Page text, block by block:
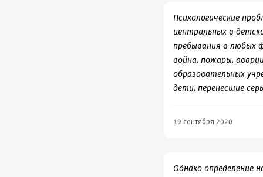
Психологические
центральных в
пребывания в любых
война, пожары,
образовательных
дети, перенесшие
19 сентября 2020
Однако определение